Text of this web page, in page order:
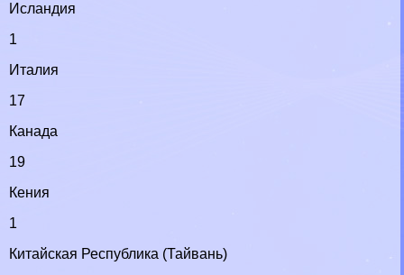
Исландия
1
Италия
17
Канада
19
Кения
1
Китайская Республика (Тайвань)